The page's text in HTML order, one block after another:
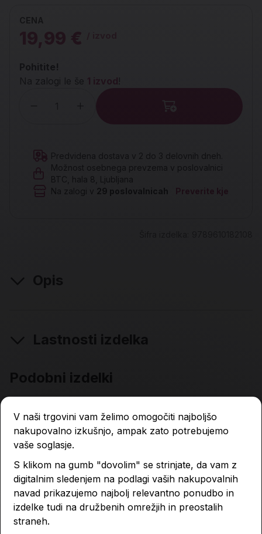
CENA
19,99 €
Pohitite!
Na zalogi le še 1 izvod !
Predvidena dostava v 2 do 3 delovnih dneh.
Možnost osebnega prevzema v poslovalnici
BTC, hala 8, Ljubljana
Na zalogi v
29 poslovalnicah Preverite kje
Opis
Lastnosti izdelka
Podobni izdelki
V naši trgovini vam želimo omogočiti najboljšo
nakupovalno izkušnjo, ampak zato potrebujemo
vaše soglasje.
S klikom na gumb "dovolim" se strinjate, da vam z
digitalnim sledenjem na podlagi vaših nakupovalnih
navad prikazujemo najbolj relevantno ponudbo in
izdelke tudi na družbenih omrežjih in preostalih
straneh.